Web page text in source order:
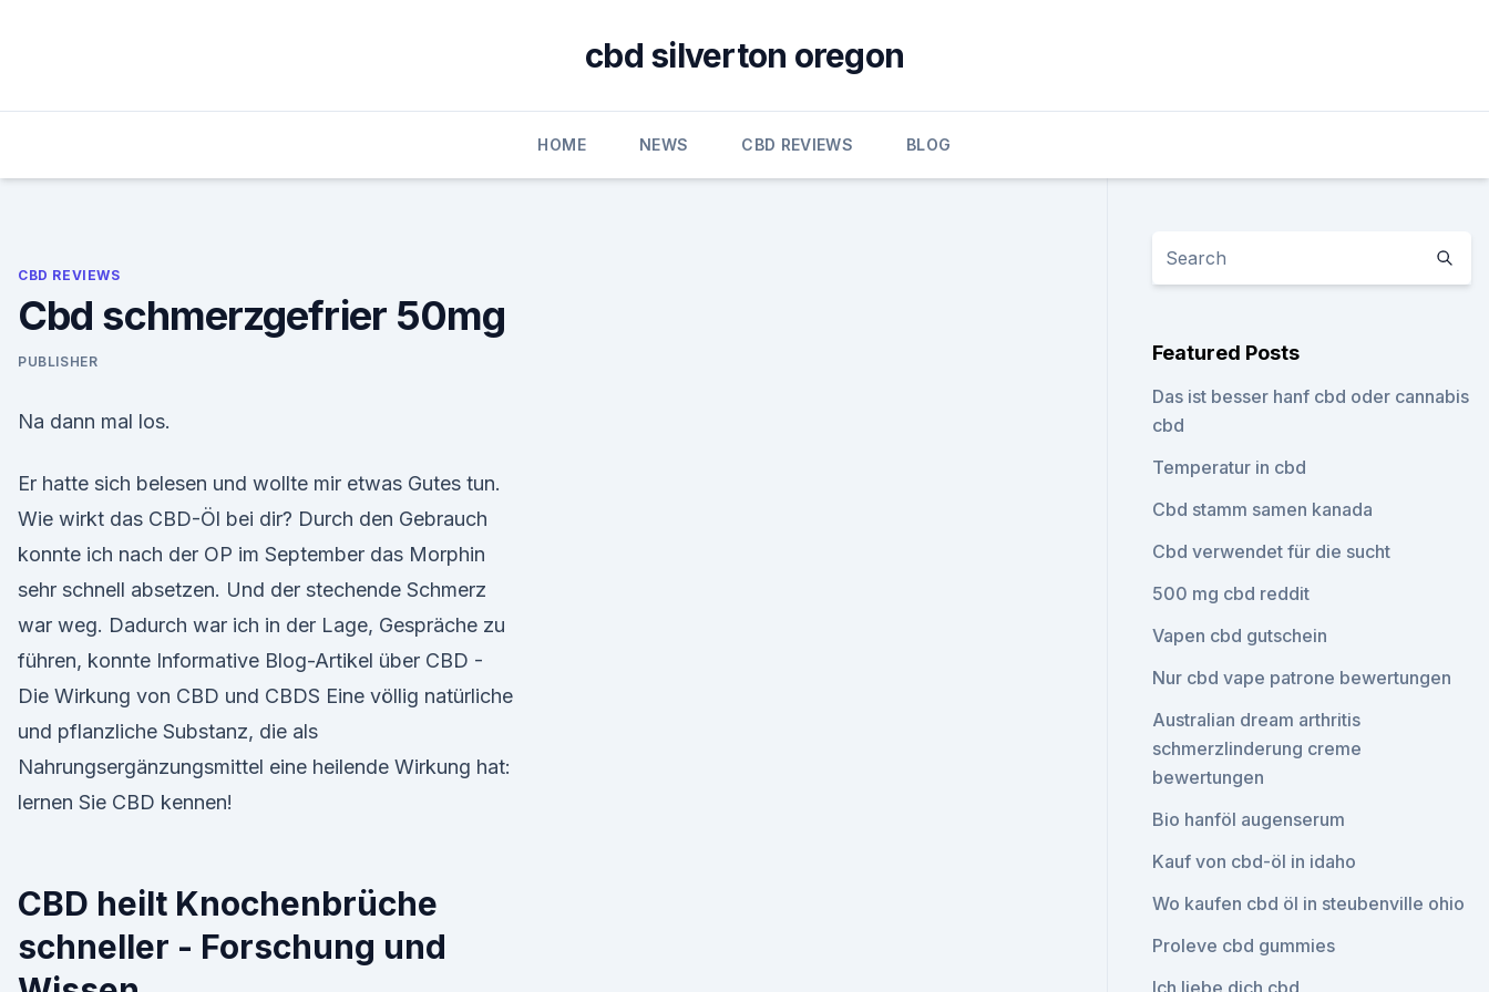
cbd silverton oregon
HOME NEWS CBD REVIEWS BLOG
CBD REVIEWS
Cbd schmerzgefrier 50mg
PUBLISHER
Na dann mal los.
Er hatte sich belesen und wollte mir etwas Gutes tun.
Wie wirkt das CBD-Öl bei dir? Durch den Gebrauch
konnte ich nach der OP im September das Morphin
sehr schnell absetzen. Und der stechende Schmerz
war weg. Dadurch war ich in der Lage, Gespräche zu
führen, konnte Informative Blog-Artikel über CBD -
Die Wirkung von CBD und CBDS Eine völlig natürliche
und pflanzliche Substanz, die als
Nahrungsergänzungsmittel eine heilende Wirkung hat:
lernen Sie CBD kennen!
CBD heilt Knochenbrüche
schneller - Forschung und
Featured Posts
Das ist besser hanf cbd oder cannabis
cbd
Temperatur in cbd
Cbd stamm samen kanada
Cbd verwendet für die sucht
500 mg cbd reddit
Vapen cbd gutschein
Nur cbd vape patrone bewertungen
Australian dream arthritis
schmerzlinderung creme
bewertungen
Bio hanföl augenserum
Kauf von cbd-öl in idaho
Wo kaufen cbd öl in steubenville ohio
Proleve cbd gummies
Ich liebe dich cbd